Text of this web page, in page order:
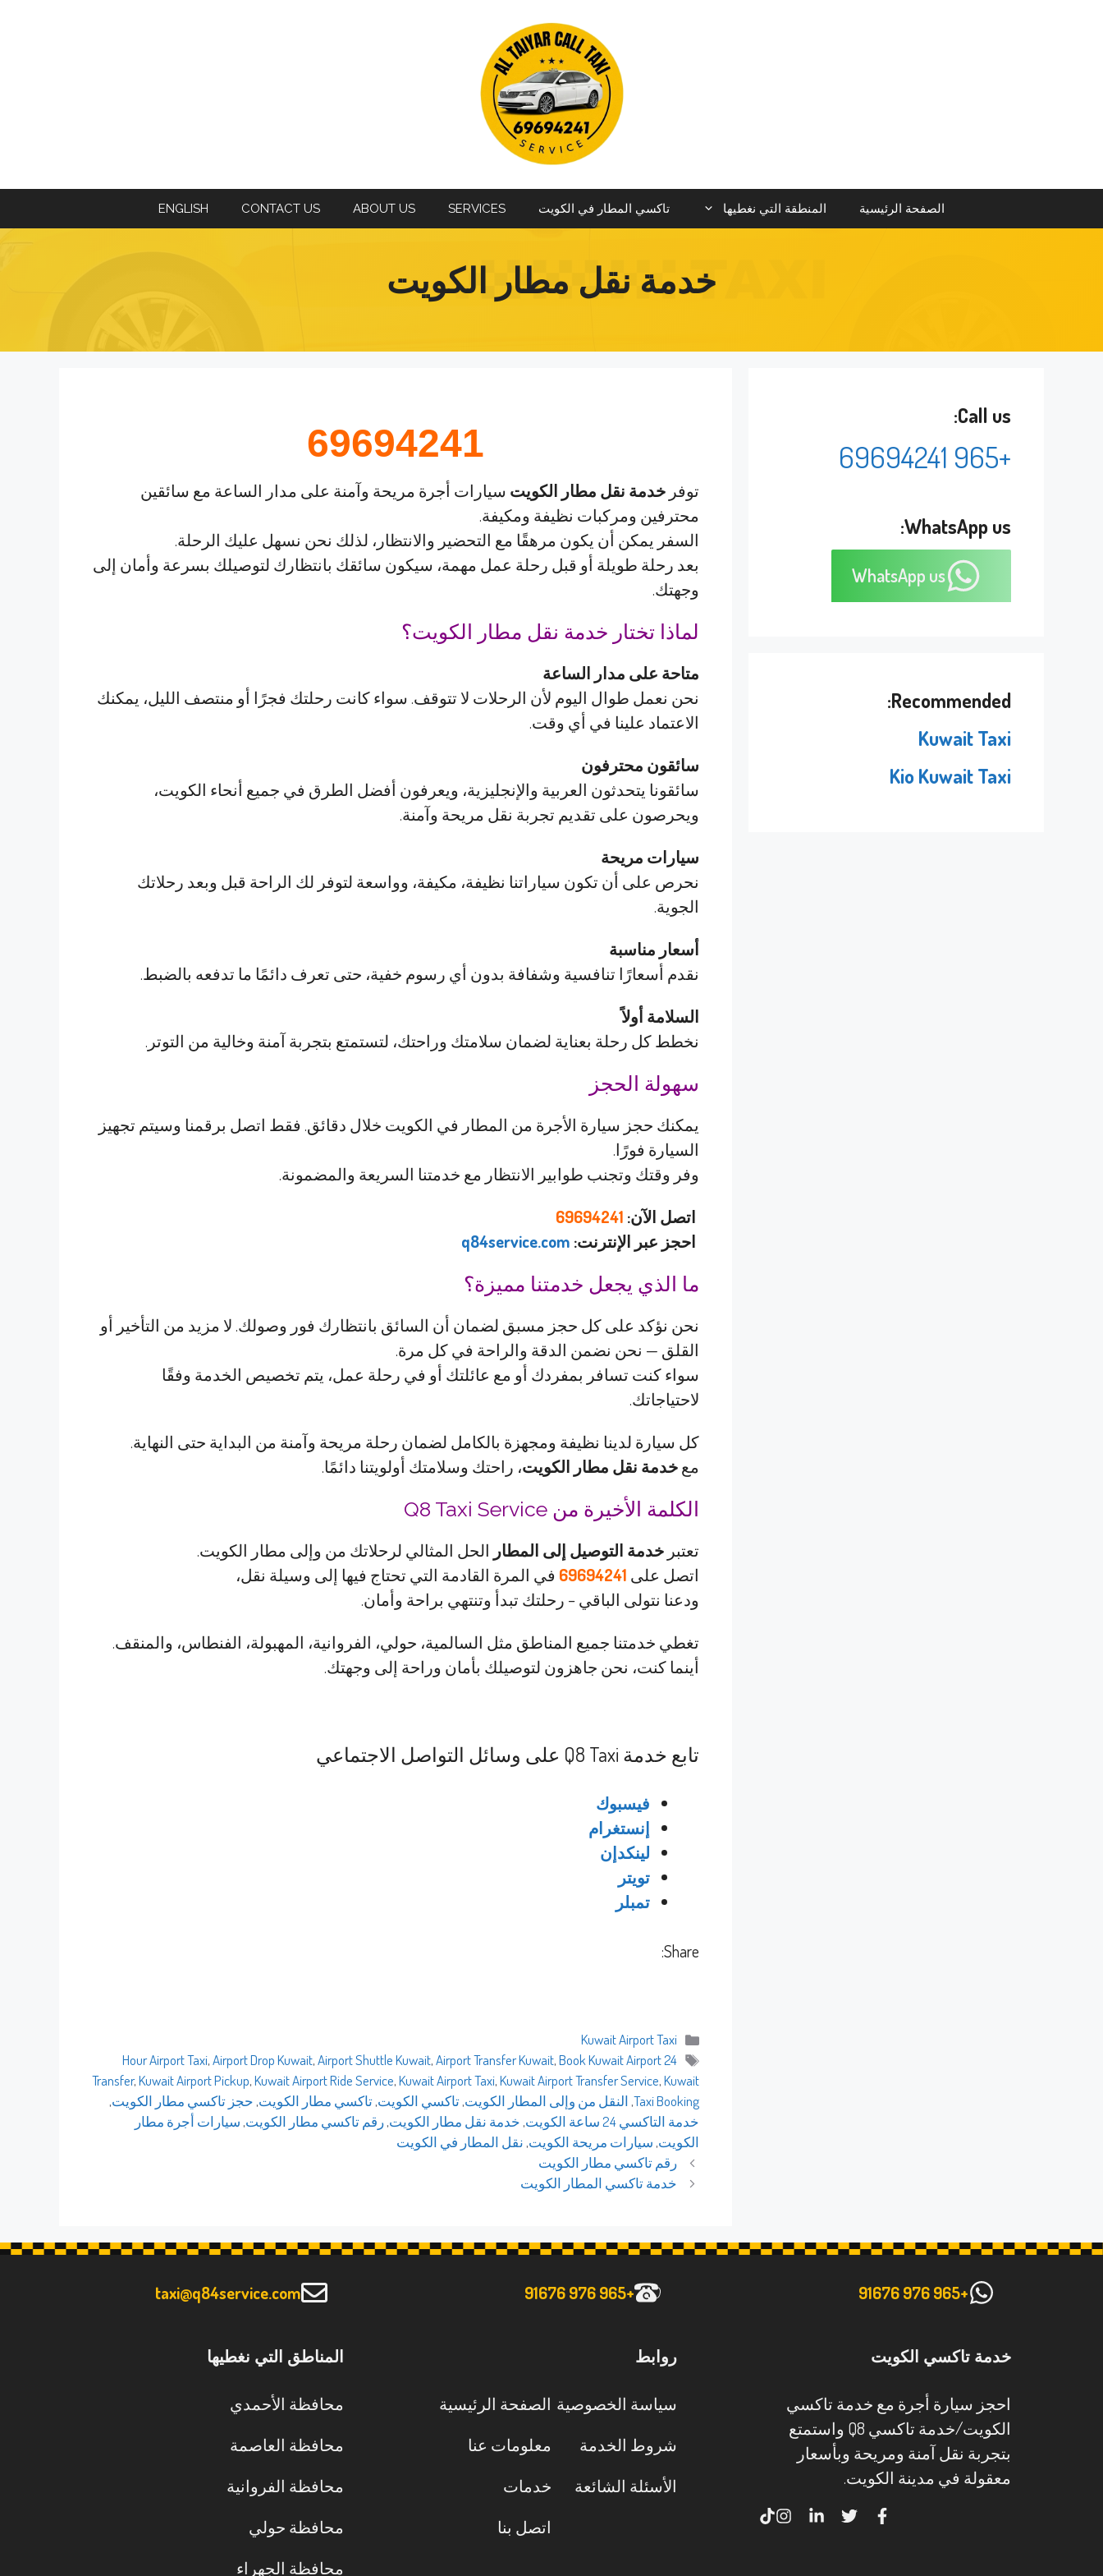
الصفحة الرئيسية المنطقة التي نغطيها تاكسي المطار في الكويت SERVICES
ABOUT US
CONTACT US
ENGLISH
خدمة نقل مطار الكويت
69694241
توفر خدمة نقل مطار الكويت سيارات أجرة مريحة وآمنة على مدار الساعة مع سائقين
محترفين ومركبات نظيفة ومكيفة.
السفر يمكن أن يكون مرهقًا مع التحضير والانتظار، لذلك نحن نسهل عليك الرحلة.
بعد رحلة طويلة أو قبل رحلة عمل مهمة، سيكون سائقك بانتظارك لتوصيلك بسرعة وأمان إلى
وجهتك.
لماذا تختار خدمة نقل مطار الكويت؟
متاحة على مدار الساعة
نحن نعمل طوال اليوم لأن الرحلات لا تتوقف. سواء كانت رحلتك فجرًا أو منتصف الليل، يمكنك
الاعتماد علينا في أي وقت.
سائقون محترفون
سائقونا يتحدثون العربية والإنجليزية، ويعرفون أفضل الطرق في جميع أنحاء الكويت،
ويحرصون على تقديم تجربة نقل مريحة وآمنة.
سيارات مريحة
نحرص على أن تكون سياراتنا نظيفة، مكيفة، وواسعة لتوفر لك الراحة قبل وبعد رحلاتك
الجوية.
أسعار مناسبة
نقدم أسعارًا تنافسية وشفافة بدون أي رسوم خفية، حتى تعرف دائمًا ما تدفعه بالضبط.
السلامة أولاً
نخطط كل رحلة بعناية لضمان سلامتك وراحتك، لتستمتع بتجربة آمنة وخالية من التوتر.
سهولة الحجز
يمكنك حجز سيارة الأجرة من المطار في الكويت خلال دقائق. فقط اتصل برقمنا وسيتم تجهيز
السيارة فورًا.
وفر وقتك وتجنب طوابير الانتظار مع خدمتنا السريعة والمضمونة.
اتصل الآن: 69694241
احجز عبر الإنترنت: q84service.com
ما الذي يجعل خدمتنا مميزة؟
نحن نؤكد على كل حجز مسبق لضمان أن السائق بانتظارك فور وصولك. لا مزيد من التأخير أو
القلق — نحن نضمن الدقة والراحة في كل مرة.
سواء كنت تسافر بمفردك أو مع عائلتك أو في رحلة عمل، يتم تخصيص الخدمة وفقًا
لاحتياجاتك.
كل سيارة لدينا نظيفة ومجهزة بالكامل لضمان رحلة مريحة وآمنة من البداية حتى النهاية.
معخدمة نقل مطار الكويت، راحتك وسلامتك أولويتنا دائمًا.
الكلمة الأخيرة من Q8 Taxi Service
تعتبر خدمة التوصيل إلى المطار الحل المثالي لرحلاتك من وإلى مطار الكويت.
اتصل على 69694241 في المرة القادمة التي تحتاج فيها إلى وسيلة نقل،
ودعنا نتولى الباقي – رحلتك تبدأ وتنتهي براحة وأمان.
تغطي خدمتنا جميع المناطق مثل السالمية، حولي، الفروانية، المهبولة، الفنطاس، والمنقف.
أينما كنت، نحن جاهزون لتوصيلك بأمان وراحة إلى وجهتك.
تابع خدمة Q8 Taxi على وسائل التواصل الاجتماعي
فيسبوك
إنستغرام
لينكدإن
تويتر
تمبلر
Share:
التصنيفات
Kuwait Airport Taxi
الوسوم
24 Hour Airport Taxi
,Airport Drop Kuwait,Airport Shuttle Kuwait,Airport Transfer Kuwait,Book Kuwait Airport
Transfer,Kuwait Airport Pickup,Kuwait Airport Ride Service,Kuwait Airport Taxi,Kuwait Airport Transfer Service,Kuwait
Taxi Booking
,النقل من وإلى المطار الكويت,تاكسي الكويت,تاكسي مطار الكويت,حجز تاكسي مطار الكويت,
خدمة التاكسي 24 ساعة الكويت
,خدمة نقل مطار الكويت,رقم تاكسي مطار الكويت,سيارات أجرة مطار
الكويت,سيارات مريحة الكويت,نقل المطار في الكويت
رقم تاكسي مطار الكويت
خدمة تاكسي المطار الكويت
Call us:
+965 69694241
WhatsApp us:
WhatsApp us
Recommended:
Kuwait Taxi
Kio Kuwait Taxi
+965 976 91676
+965 976 91676
taxi@q84service.com
خدمة تاكسي الكويت
احجز سيارة أجرة مع خدمة تاكسي
الكويت/خدمة تاكسي Q8 واستمتع
بتجربة نقل آمنة ومريحة وبأسعار
معقولة في مدينة الكويت.
روابط
سياسة الخصوصية
شروط الخدمة
الأسئلة الشائعة
الصفحة الرئيسية
معلومات عنا
خدمات
اتصل بنا
المناطق التي نغطيها
محافظة الأحمدي
محافظة العاصمة
محافظة الفروانية
محافظة حولي
محافظة الجهراء